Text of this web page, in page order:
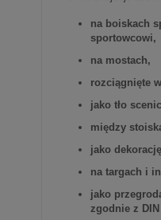
na boiskach
sportowcowi,
na mostach,
rozciągnięte
jako tło
między
jako
na targach i
jako
zgodnie z DIN